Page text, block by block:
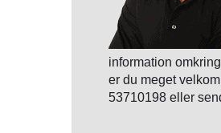
information
er du meget
53710198 eller